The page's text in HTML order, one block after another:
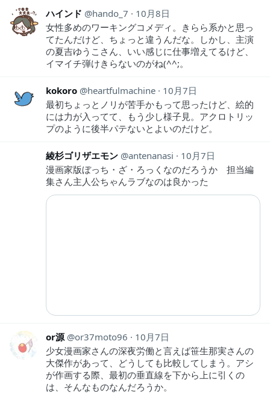
ハインド hando_7
10月8日
女性多めのワーキングコメディ。きらら系かと思っ
てたんだけど、ちょっと違うんだな。しかし、主演
の夏吉ゆうこさん、いい感じに仕事増えてるけど、
イマイチ弾けきらないのがね(^^;。
kokoro heartfulmachine
10月7日
最初ちょっとノリが苦手かもって思ったけど、絵的
には力が入ってて、もう少し様子見。アクロトリッ
プのように後半パテないとよいのだけど。
綾杉ゴリザエモン antenanasi
10月7日
漫画家版ぼっち・ざ・ろっくなのだろうか 担当編
集さん主人公ちゃんラブなのは良かった
or源 or37moto96
10月7日
少女漫画家さんの深夜労働と言えば笹生那実さんの
大傑作があって、どうしても比較してしまう。アシ
が作画する際、最初の垂直線を下から上に引くの
は、そんなものなんだろうか。